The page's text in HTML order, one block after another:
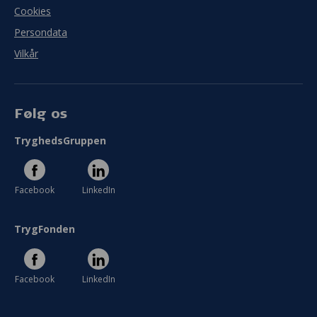
Cookies
Persondata
Vilkår
Følg os
TryghedsGruppen
Facebook LinkedIn
TrygFonden
Facebook LinkedIn